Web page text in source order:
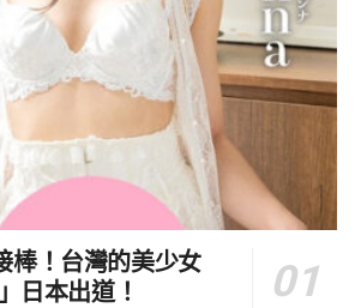
棒！台灣的美少女
日本出道！